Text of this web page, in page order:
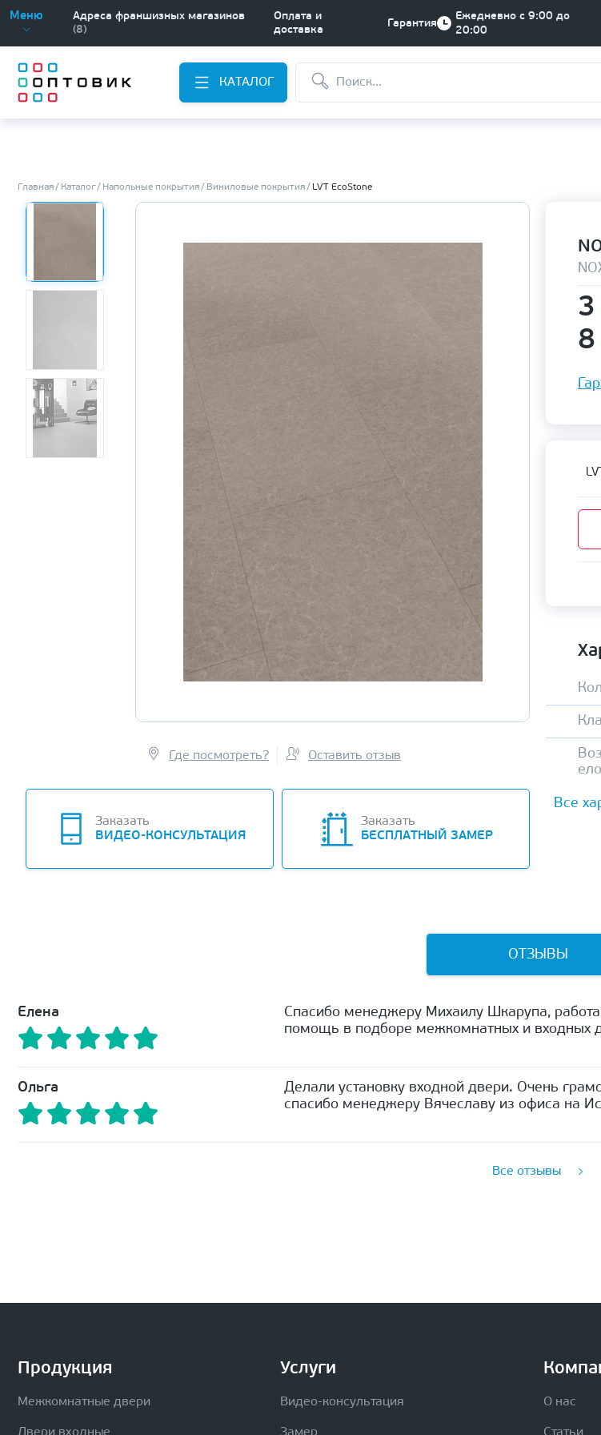
Меню
Адреса франшизных магазинов
(8)
Оплата и
доставка
Гарантия
Ежедневно с 9:00 до
20:00
КАТАЛОГ
Главная Каталог Напольные покрытия Виниловые покрытия LVT EcoStone
Где посмотреть? Оставить отзыв
Заказать
ВИДЕО-КОНСУЛЬТАЦИЯ
Заказать
БЕСПЛАТНЫЙ ЗАМЕР
8
Все
ОТЗЫВЫ
Елена
Спасибо менеджеру Михаилу Шкарупа,
помощь в подборе межкомнатных и входных
Ольга
Делали установку входной двери. Очень
спасибо менеджеру Вячеславу из офиса на
Все отзывы
Продукция
Межкомнатные двери
Услуги
Видео-консультация О нас